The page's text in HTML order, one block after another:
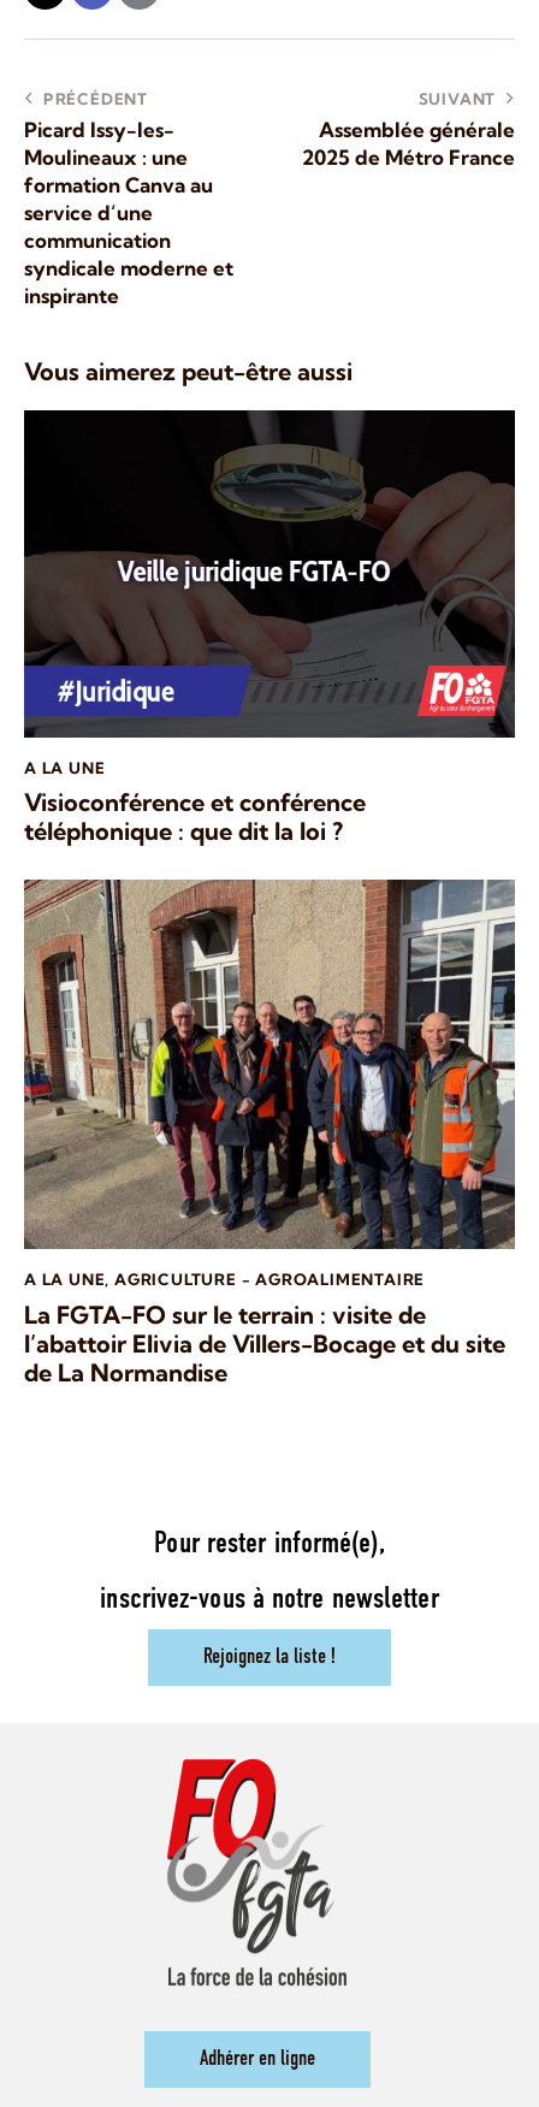
PRÉCÉDENT
Picard Issy-les-
Moulineaux : une
formation Canva au
service d’une
communication
syndicale moderne et
inspirante
SUIVANT
Assemblée générale
2025 de Métro France
Vous aimerez peut-être aussi
A LA UNE
Visioconférence et conférence
téléphonique : que dit la loi ?
A LA UNE,AGRICULTURE - AGROALIMENTAIRE
La FGTA-FO sur le terrain : visite de
l’abattoir Elivia de Villers-Bocage et du site
de La Normandise
Pour rester informé(e),
inscrivez-vous à notre newsletter
Rejoignez la liste !
Adhérer en ligne